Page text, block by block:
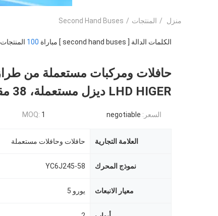
منزل / المنتجات /
Second Hand Buses
الكلمات الدالة [ second hand buses ] مباراة 100 المنتجات.
LHD HIGER ديزل مستعملة، 38 مقعدًا
السعر: negotiable
MOQ: 1
العلامة التجارية حافلات وحافلات مستعملة
نموذج المحرك YC6J245-58
معيار الانبعاث يورو 5